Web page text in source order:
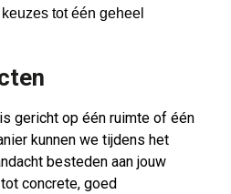
tot één geheel
gericht op één ruimte of één
kunnen we tijdens het
besteden aan jouw
concrete, goed